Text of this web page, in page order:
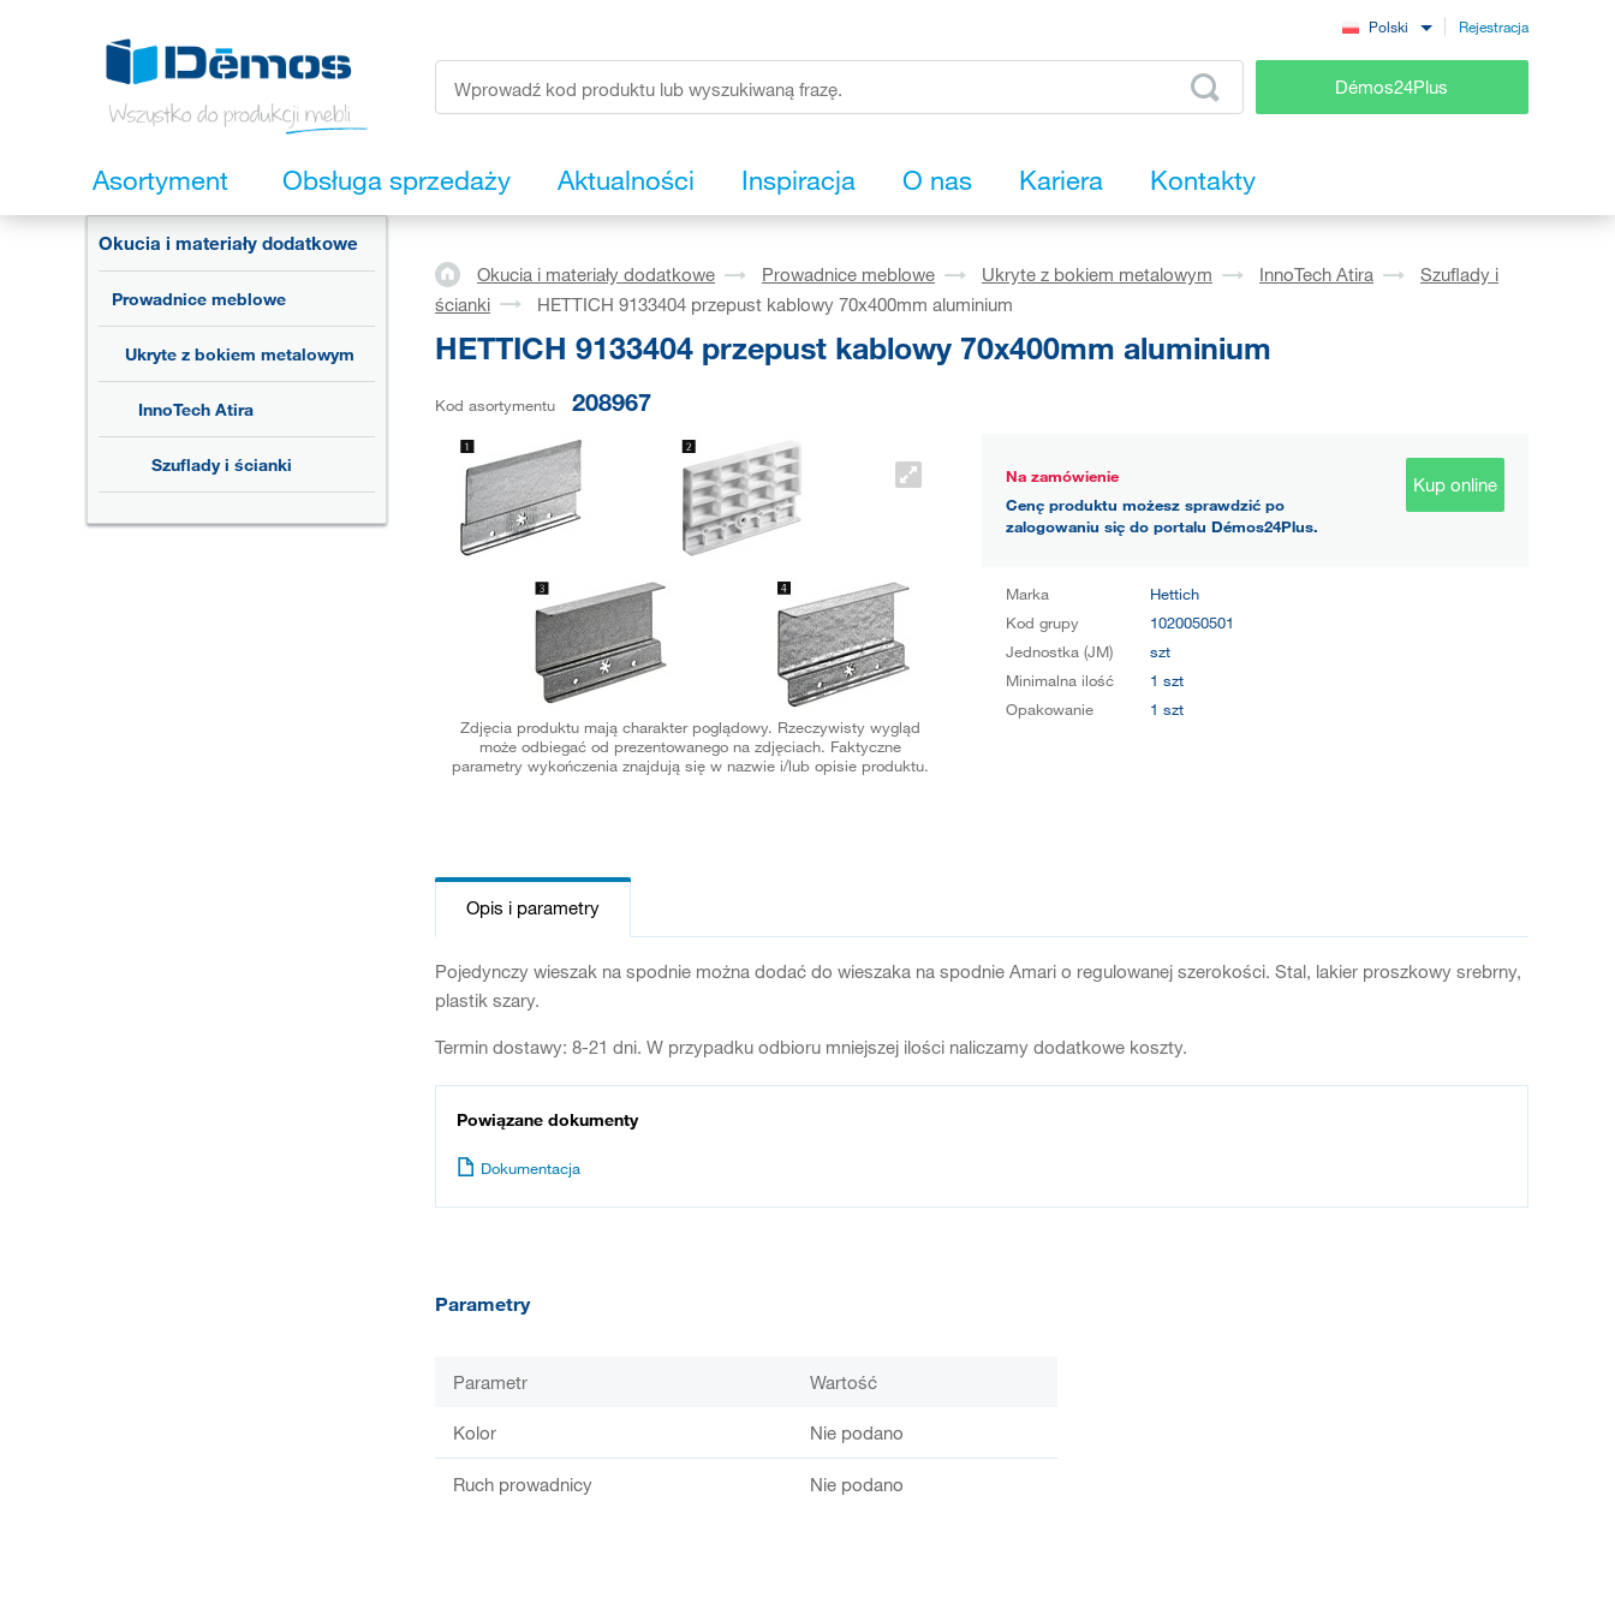
Polski Rejestracja
Démos24Plus
Asortyment Obsługa sprzedaży Aktualności Inspiracja O nas Kariera Kontakty
Okucia i materiały dodatkowe
Prowadnice meblowe
Ukryte z bokiem metalowym
InnoTech Atira
Szuflady i ścianki
Okucia i materiały dodatkowe Prowadnice meblowe Ukryte z bokiem metalowym InnoTech Atira
Szuflady i
ścianki
HETTICH 9133404 przepust kablowy 70x400mm aluminium
HETTICH 9133404 przepust kablowy 70x400mm aluminium
Kod asortymentu 208967
Zdjęcia produktu mają charakter poglądowy. Rzeczywisty wygląd
może odbiegać od prezentowanego na zdjęciach. Faktyczne
parametry wykończenia znajdują się w nazwie i/lub opisie produktu.
Na zamówienie
Cenę produktu możesz sprawdzić po
zalogowaniu się do portalu Démos24Plus.
Kup online
Marka
Hettich
Kod grupy
1020050501
Jednostka (JM)
szt
Minimalna ilość
1 szt
Opakowanie
1 szt
Opis i parametry
Pojedynczy wieszak na spodnie można dodać do wieszaka na spodnie Amari o regulowanej szerokości. Stal, lakier proszkowy srebrny,
plastik szary.
Termin dostawy: 8-21 dni. W przypadku odbioru mniejszej ilości naliczamy dodatkowe koszty.
Powiązane dokumenty
Dokumentacja
Parametry
Parametr Wartość
Kolor Nie podano
Ruch prowadnicy Nie podano